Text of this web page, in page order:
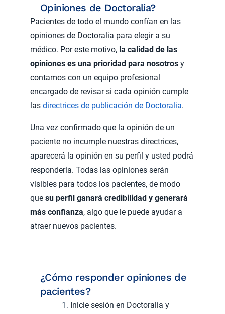
Opiniones de Doctoralia?
Pacientes de todo el mundo confían en las
opiniones de Doctoralia para elegir a su
médico. Por este motivo, la calidad de las
opiniones es una prioridad para nosotros y
contamos con un equipo profesional
encargado de revisar si cada opinión cumple
las directrices de publicación de Doctoralia.
Una vez confirmado que la opinión de un
paciente no incumple nuestras directrices,
aparecerá la opinión en su perfil y usted podrá
responderla. Todas las opiniones serán
visibles para todos los pacientes, de modo
que su perfil ganará credibilidad y generará
más confianza, algo que le puede ayudar a
atraer nuevos pacientes.
¿Cómo responder opiniones de
pacientes?
nicie sesión en Doctoralia y